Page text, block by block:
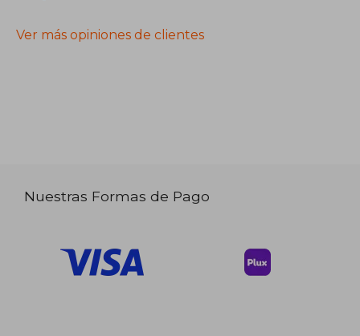
Ver más opiniones de clientes
Nuestras Formas de Pago